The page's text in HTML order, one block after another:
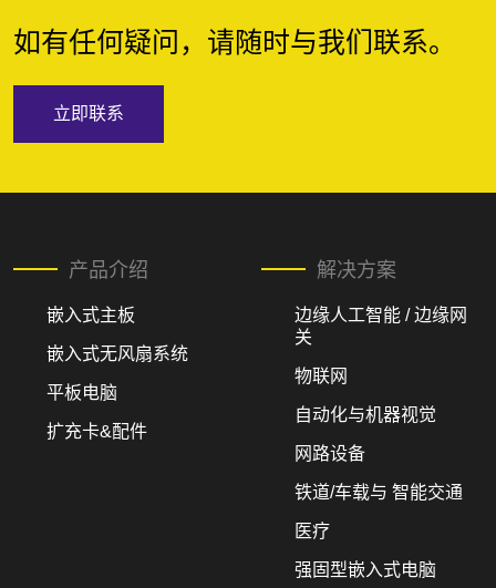
如有任何疑问，请随时与我们联系。
立即联系
产品介绍
嵌入式主板
嵌入式无风扇系统
平板电脑
扩充卡&配件
解决方案
边缘人工智能 / 边缘网
关
物联网
自动化与机器视觉
网路设备
铁道/车载与 智能交通
医疗
强固型嵌入式电脑